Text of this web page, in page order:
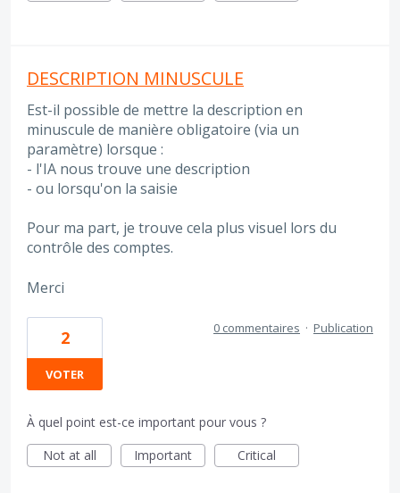
DESCRIPTION MINUSCULE
Est-il possible de mettre la description en
minuscule de manière obligatoire (via un
paramètre) lorsque :
- l'IA nous trouve une description
- ou lorsqu'on la saisie
Pour ma part, je trouve cela plus visuel lors du
contrôle des comptes.
Merci
2
VOTER
0 commentaires · Publication
À quel point est-ce important pour vous ?
Not at all
Important Critical